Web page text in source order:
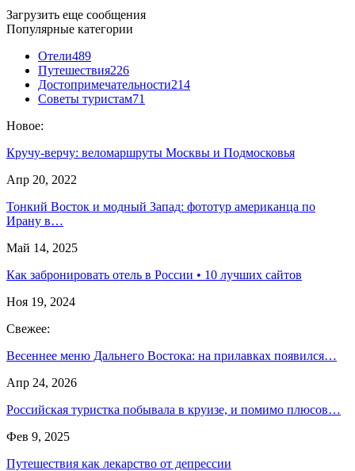
Загрузить еще сообщения
Популярные категории
Отели489
Путешествия226
Достопримечательности214
Советы туристам71
Новое:
Кручу-верчу: веломаршруты Москвы и Подмосковья
Апр 20, 2022
Тонкий Восток и модный Запад: фототур американца по
Ирану в…
Май 14, 2025
Как забронировать отель в России • 10 лучших сайтов
Ноя 19, 2024
Свежее:
Весеннее меню Дальнего Востока: на прилавках появился…
Апр 24, 2026
Российская туристка побывала в круизе, и помимо плюсов…
Фев 9, 2025
Путешествия как лекарство от депрессии